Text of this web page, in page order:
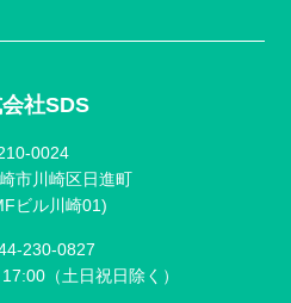
社SDS
0024
市川崎区日進町
ビル川崎01)
230-0827
（土日祝日除く）